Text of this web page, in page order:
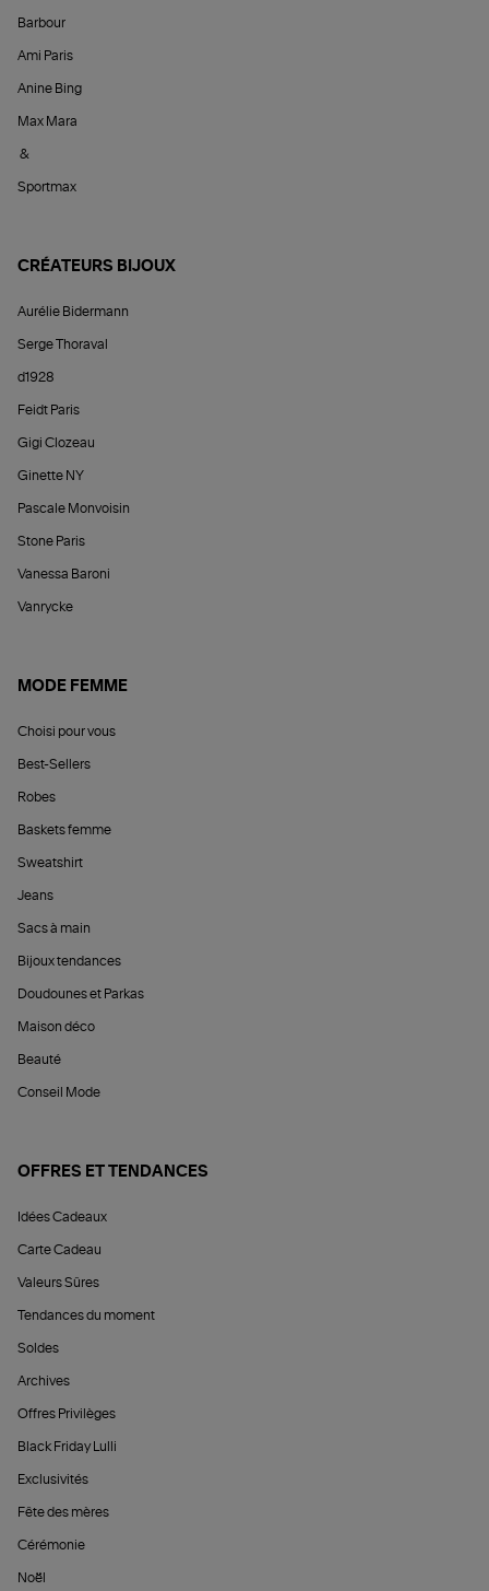
Barbour
Ami Paris
Anine Bing
Max Mara
&
Sportmax
CRÉATEURS BIJOUX
Aurélie Bidermann
Serge Thoraval
d1928
Feidt Paris
Gigi Clozeau
Ginette NY
Pascale Monvoisin
Stone Paris
Vanessa Baroni
Vanrycke
MODE FEMME
Choisi pour vous
Best-Sellers
Robes
Baskets femme
Sweatshirt
Jeans
Sacs à main
Bijoux tendances
Doudounes et Parkas
Maison déco
Beauté
Conseil Mode
OFFRES ET TENDANCES
Idées Cadeaux
Carte Cadeau
Valeurs Sûres
Tendances du moment
Soldes
Archives
Offres Privilèges
Black Friday Lulli
Exclusivités
Fête des mères
Cérémonie
Noël